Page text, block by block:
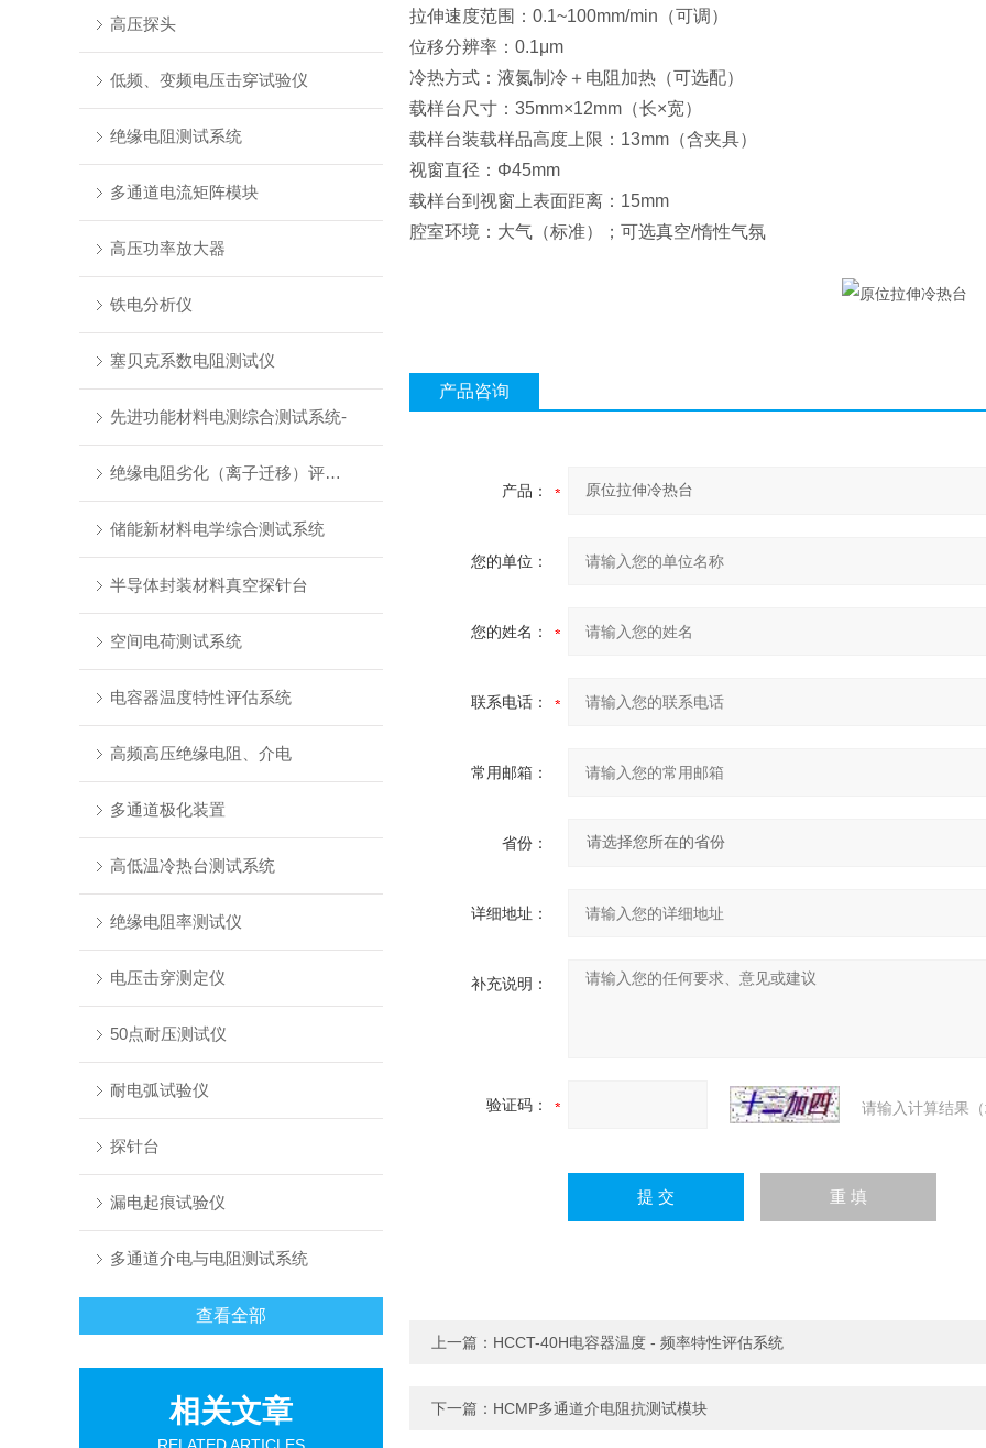
高压探头
低频、变频电压击穿试验仪
绝缘电阻测试系统
多通道电流矩阵模块
高压功率放大器
铁电分析仪
塞贝克系数电阻测试仪
先进功能材料电测综合测试系统-
绝缘电阻劣化（离子迁移）评估系统
储能新材料电学综合测试系统
半导体封装材料真空探针台
空间电荷测试系统
电容器温度特性评估系统
高频高压绝缘电阻、介电
多通道极化装置
高低温冷热台测试系统
绝缘电阻率测试仪
电压击穿测定仪
50点耐压测试仪
耐电弧试验仪
探针台
漏电起痕试验仪
多通道介电与电阻测试系统
查看全部
相关文章
拉伸速度范围：0.1~100mm/min（可调）
位移分辨率：0.1μm
冷热方式：液氮制冷＋电阻加热（可选配）
载样台尺寸：35mm×12mm（长×宽）
载样台装载样品高度上限：13mm（含夹具）
视窗直径：Φ45mm
载样台到视窗上表面距离：15mm
腔室环境：大气（标准）；可选真空/惰性气氛
产品咨询
产品：
您的单位：
您的姓名：
联系电话：
常用邮箱：
省份：
详细地址：
补充说明：
验证码： 请输入计算结果
上一篇： HCCT-40H电容器温度 - 频率特性评估系统
下一篇： HCMP多通道介电阻抗测试模块